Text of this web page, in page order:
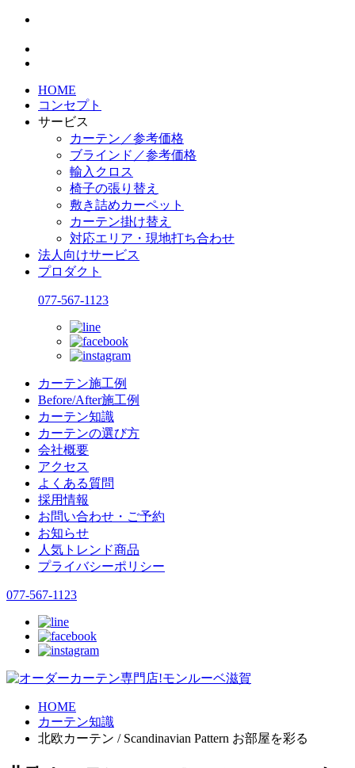
HOME
コンセプト
サービス
カーテン／参考価格
ブラインド／参考価格
輸入クロス
椅子の張り替え
敷き詰めカーペット
カーテン掛け替え
対応エリア・現地打ち合わせ
法人向けサービス
プロダクト
077-567-1123
カーテン施工例
Before/After施工例
カーテン知識
カーテンの選び方
会社概要
アクセス
よくある質問
採用情報
お問い合わせ・ご予約
お知らせ
人気トレンド商品
プライバシーポリシー
077-567-1123
HOME
カーテン知識
北欧カーテン / Scandinavian Pattern お部屋を彩る